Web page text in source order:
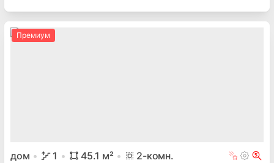
Премиум
дом 1 45.1 м² 2-комн.